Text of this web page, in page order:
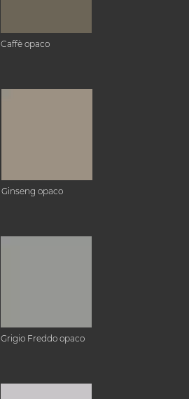
Caffè opaco
Ginseng opaco
Grigio Freddo opaco